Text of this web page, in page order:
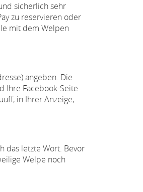
sicherlich sehr
zu reservieren oder
mit dem Welpen
angeben. Die
Ihre Facebook-Seite
in Ihrer Anzeige,
das letzte Wort. Bevor
Welpe noch